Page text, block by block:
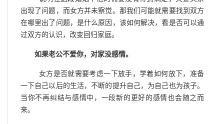
出现了问题，而女方并未察觉。那我们可能就需要找到双方
在哪里出了问题，是什么原因，该如何解决，看是否可以通
过双方的认识，改变回归家庭。
如果老公不爱你，对家没感情。
女方是否就需要考虑一下放手，学着如何放下，准备
一下自己以后的生活，不断的提升自己，为自己也为孩子。
当你不再纠结与感情中，一段新的更好的感情也会随之而
来。